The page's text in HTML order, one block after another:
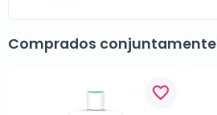
Comprados conjuntamente
favorite_border